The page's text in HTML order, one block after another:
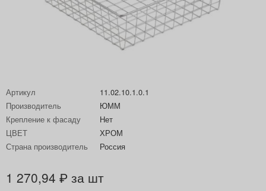
Артикул
11.02.10.1.0.1
Производитель
ЮММ
Крепление к фасаду
Нет
ЦВЕТ
ХРОМ
Страна производитель
Россия
1 270,94 ₽ за шт